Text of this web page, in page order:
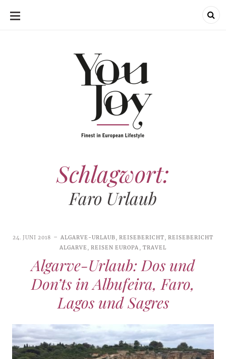
SKIP
Schlagwort:
Faro Urlaub
24. JUNI 2018 ALGARVE-URLAUB, REISEBERICHT,REISEBERICHT
ALGARVE,REISEN EUROPA , TRAVEL
Algarve-Urlaub: Dos und
Don’ts in Albufeira, Faro,
Lagos und Sagres